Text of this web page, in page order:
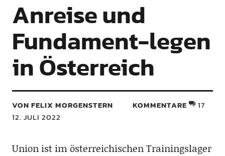
Anreise und
Fundament-legen
in Österreich
VON FELIX MORGENSTERN
12. JULI 2022
KOMMENTARE 17
Union ist im österreichischen Trainingslager